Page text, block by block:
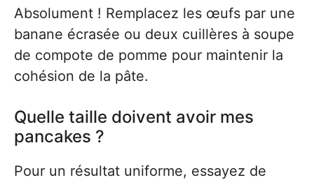
Absolument ! Remplacez les œufs par une
banane écrasée ou deux cuillères à soupe
de compote de pomme pour maintenir la
cohésion de la pâte.
Quelle taille doivent avoir mes
pancakes ?
Pour un résultat uniforme, essayez de